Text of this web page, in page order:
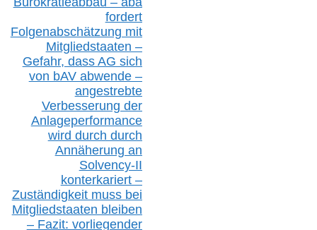
fordert
Folgenabschätzung mit
Mitgliedstaaten –
Gefahr, dass AG sich
von bAV abwende –
angestrebte
Verbesserung der
Anlageperformance
wird durch durch
Annäherung an
Solvency-II
konterkariert –
Zuständigkeit muss bei
Mitgliedstaaten bleiben
– Fazit: vorliegender